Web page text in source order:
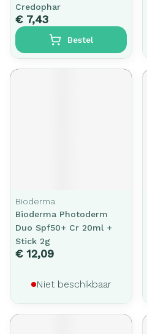
Credophar
€ 7,43
Bestel
Bioderma
Bioderma Photoderm
Duo Spf50+ Cr 20ml +
Stick 2g
€ 12,09
Niet beschikbaar